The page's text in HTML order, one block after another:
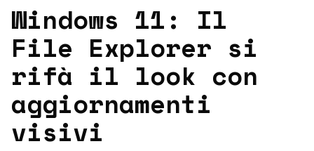
Windows 11: Il
File Explorer si
rifà il look con
aggiornamenti
visivi